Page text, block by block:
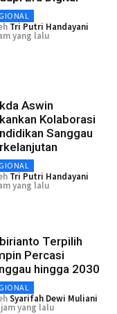
Tri Putri Handayani
yang lalu
Aswin
Kolaborasi
Sanggau
Tri Putri Handayani
yang lalu
Terpilih
Percasi
hingga 2030
Syarifah Dewi Muliani
yang lalu